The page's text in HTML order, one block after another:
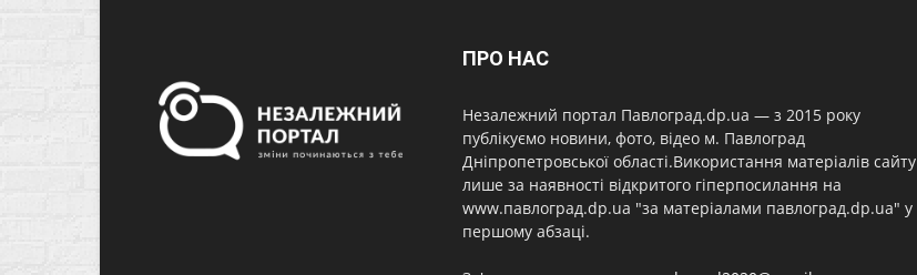
ПРО НАС
Незалежний портал Павлоград.dp.ua — з 2015 року
публікуємо новини, фото, відео м. Павлоград
Дніпропетровської області.Використання матеріалів сайту
лише за наявності відкритого гіперпосилання на
www.павлоград.dp.ua "за матеріалами павлоград.dp.ua" у
першому абзаці.